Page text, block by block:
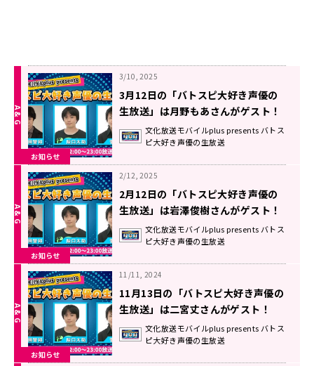
お知らせ
3/10, 2025
3月12日の「バトスピ大好き声優の
生放送」は月野もあさんがゲスト！
文化放送モバイルplus presents バトス
ピ大好き声優の生放送
お知らせ
2/12, 2025
2月12日の「バトスピ大好き声優の
生放送」は岩澤俊樹さんがゲスト！
文化放送モバイルplus presents バトス
ピ大好き声優の生放送
お知らせ
11/11, 2024
11月13日の「バトスピ大好き声優の
生放送」は二宮丈さんがゲスト！
文化放送モバイルplus presents バトス
ピ大好き声優の生放送